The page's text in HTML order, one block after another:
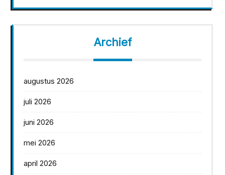
Archief
augustus 2026
juli 2026
juni 2026
mei 2026
april 2026